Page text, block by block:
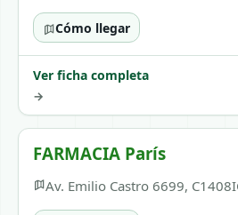
Cómo llegar
Ver ficha completa
→
FARMACIA París
Av. Emilio Castro 6699,